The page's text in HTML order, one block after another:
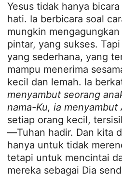
Yesus tidak hanya
hati. Ia berbicara soal
mungkin
pintar, yang sukses.
yang sederhana, yang
mampu menerima
kecil dan lemah. Ia
menyambut seorang
nama-Ku, ia menyambut
setiap orang kecil,
—Tuhan hadir. Dan kita
hanya untuk tidak
tetapi untuk mencintai
mereka sebagai Dia